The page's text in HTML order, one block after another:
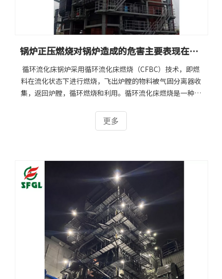
集，返回炉膛，循环燃烧和利用。循环流化床燃烧是一种高
效、低污染的清洁燃烧技术，具有燃料适应性广、环保性能
优异、负荷调节范围宽广、灰渣易于综合利用等优点，是目
前最实用和可行的高效低污染燃烧设备之一。1.诱发事故，
降低锅炉热效率。锅炉正压燃烧，炉膛内高温烟气就会沿炉
墙裂缝进入锅炉的保温层将保温层烧坏，从而使锅炉如下降
管等不可受热的承压部件受热，破坏了锅炉的水循环，诱发
锅炉水冷壁爆管等事故的发生。2.破坏锅炉煤层的正常燃
烧。锅炉正压燃烧，就会使高温烟气在煤层中沿炉排前行，
越过煤闸板在煤斗中钻出，
更多